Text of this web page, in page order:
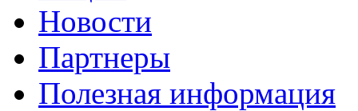
Новости
Партнеры
Полезная информация